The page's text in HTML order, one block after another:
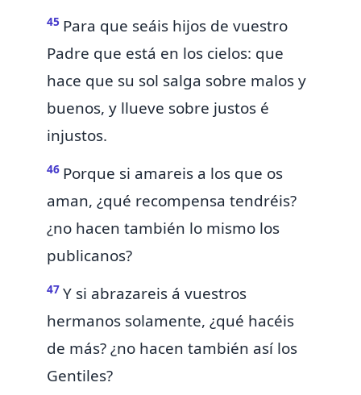
45 Para que seáis hijos de vuestro
Padre que está en los cielos: que
hace que su sol salga sobre malos y
buenos, y llueve sobre justos é
injustos.
46 Porque si amareis a los que os
aman, ¿qué recompensa tendréis?
¿no hacen también lo mismo los
publicanos?
47 Y si abrazareis á vuestros
hermanos solamente, ¿qué hacéis
de más? ¿no hacen también así los
Gentiles?